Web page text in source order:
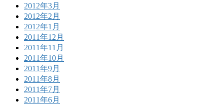
2012年3月
2012年2月
2012年1月
2011年12月
2011年11月
2011年10月
2011年9月
2011年8月
2011年7月
2011年6月